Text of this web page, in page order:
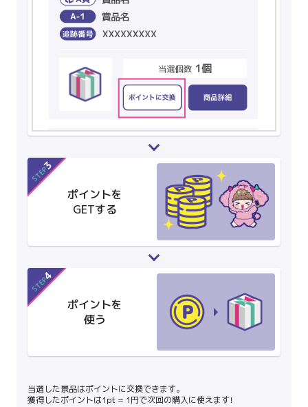
STEP3
ポイントを
GETする
STEP4
ポイントを
使う
当選した景品はポイントに交換できます。
獲得したポイントは1pt = 1円で次回の購入に使えます!